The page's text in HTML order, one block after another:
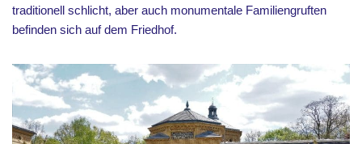
traditionell schlicht, aber auch monumentale Familiengruften
befinden sich auf dem Friedhof.